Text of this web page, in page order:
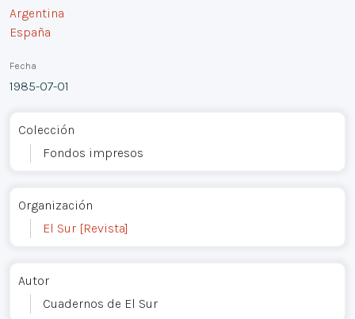
Argentina
España
Fecha
1985-07-01
Colección
Fondos impresos
Organización
El Sur [Revista]
Autor
Cuadernos de El Sur